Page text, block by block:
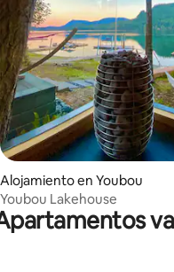
4.9 de 5, 189
Alojamiento en Youbou
Youbou Lakehouse